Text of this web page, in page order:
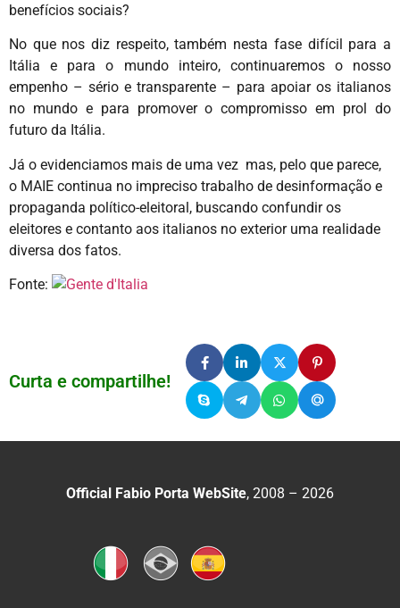
benefícios sociais?
No que nos diz respeito, também nesta fase difícil para a
Itália e para o mundo inteiro, continuaremos o nosso
empenho – sério e transparente – para apoiar os italianos
no mundo e para promover o compromisso em prol do
futuro da Itália.
Já o evidenciamos mais de uma vez mas, pelo que parece,
o MAIE continua no impreciso trabalho de desinformação e
propaganda político-eleitoral, buscando confundir os
eleitores e contanto aos italianos no exterior uma realidade
diversa dos fatos.
Fonte:
Curta e compartilhe!
Official Fabio Porta WebSite, 2008 – 2026